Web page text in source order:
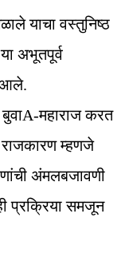
याचा वस्तुनिष्ठ
अभूतपूर्व
आले.
बुवाA-महाराज करत
म्हणजे
अंमलबजावणी
प्रक्रिया समजून